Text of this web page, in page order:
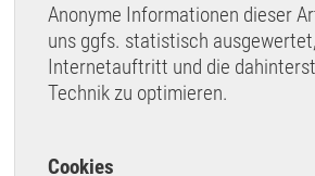
Anonyme Informationen dieser
uns ggfs. statistisch
Internetauftritt und die
Technik zu optimieren.
Cookies